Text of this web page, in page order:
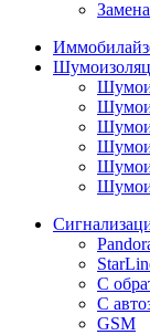
С
С
GSM